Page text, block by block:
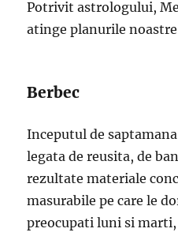
Potrivit astrologului,
atinge planurile
Berbec
Inceputul de
legata de reusita, de
rezultate materiale
masurabile pe care le
preocupati luni si marti,